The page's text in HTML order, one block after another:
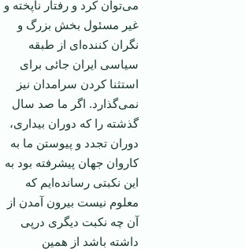
می‌توان کرد و رفتار ناپخته و
غير مسئول بخش بزرگ و
نگران کننده‌ای از طبقه
سياسی ايران جائی برای
استثنا کردن سرامدان نيز
نمی‌گذارد. اگر ما صد سال
گذشته را که دوران بيداری،
دوران تجدد و پيوستن ما به
کاروان جهان پيشرفته بود به
اين نکبتی رسانده‌ايم که
معلوم نيست بيرون آمدن از
آن چه نکبت ديگری درپی
داشته باشد از همين